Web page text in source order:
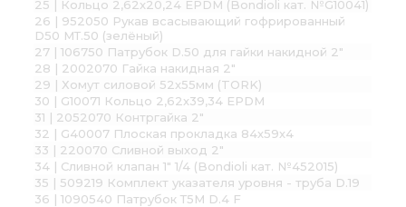
25 | Кольцо 2,62х20,24 EPDM (Bondioli кат. №G10041)
26 | 952050 Рукав всасывающий гофрированный
D50 МТ.50 (зелёный)
27 | 106750 Патрубок D.50 для гайки накидной 2"
28 | 2002070 Гайка накидная 2"
29 | Хомут силовой 52х55мм (TORK)
30 | G10071 Кольцо 2,62х39,34 EPDM
31 | 2052070 Контргайка 2"
32 | G40007 Плоская прокладка 84х59х4
33 | 220070 Сливной выход 2"
34 | Сливной клапан 1" 1/4 (Bondioli кат. №452015)
35 | 509219 Комплект указателя уровня - труба D.19
36 | 1090540 Патрубок Т5М D.4 F